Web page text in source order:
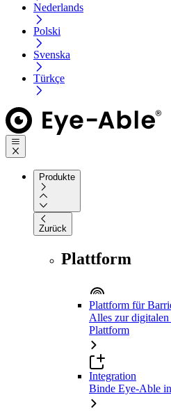
Nederlands
Polski
Svenska
Türkçe
Produkte
Zurück
Plattform
Plattform für
Alles zur
Plattform
Integration
Binde Eye-Able